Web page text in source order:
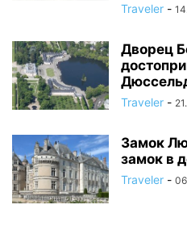
Traveler -
Дворец
Traveler -
Замок
замок в
Traveler -